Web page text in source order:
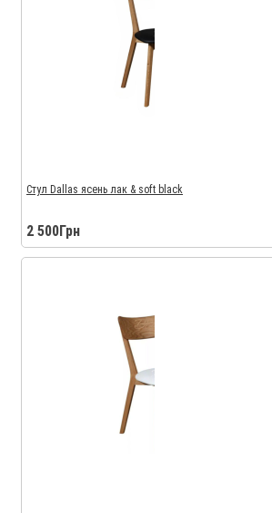
Стул Dallas ясень лак & soft black
2 500Грн